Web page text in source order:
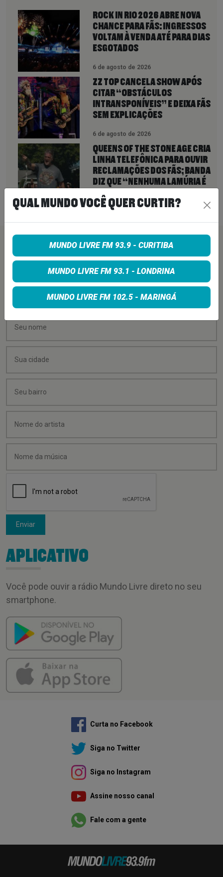
ROCK IN RIO 2026 ABRE NOVA
CHANCE PARA FÃS: INGRESSOS
VOLTAM À VENDA ATÉ PARA DIAS
ESGOTADOS
6 de agosto de 2026
ZZ TOP CANCELA SHOW APÓS
CITAR “OBSTÁCULOS
INTRANSPONÍVEIS” E DEIXA FÃS
SEM EXPLICAÇÕES
6 de agosto de 2026
QUEENS OF THE STONE AGE CRIA
LINHA TELEFÔNICA PARA OUVIR
RECLAMAÇÕES DOS FÃS; BANDA
DIZ QUE “NENHUMA LAMÚRIA É
PEQUENA DEMAIS”
6 de agosto de 2026
PEÇA SUA MÚSICA
Quer sugerir uma música para rolar na minha
programação? É só preencher os campos abaixo:
Enviar
APLICATIVO
Você pode ouvir a rádio Mundo Livre direto no seu
smartphone.
Curta no Facebook
Siga no Twitter
Siga no Instagram
Assine nosso canal
Fale com a gente
QUAL MUNDO VOCÊ QUER CURTIR?
MUNDO LIVRE FM 93.9 - CURITIBA
MUNDO LIVRE FM 93.1 - LONDRINA
MUNDO LIVRE FM 102.5 - MARINGÁ